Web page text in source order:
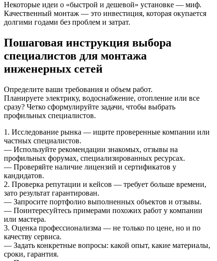
Некоторые идеи о «быстрой и дешевой» установке — миф.
Качественный монтаж — это инвестиция, которая окупается
долгими годами без проблем и затрат.
Пошаговая инструкция выбора
специалистов для монтажа
инженерных сетей
Определите ваши требования и объем работ.
Планируете электрику, водоснабжение, отопление или все
сразу? Четко сформулируйте задачи, чтобы выбрать
профильных специалистов.
1. Исследование рынка — ищите проверенные компании или
частных специалистов.
— Используйте рекомендации знакомых, отзывы на
профильных форумах, специализированных ресурсах.
— Проверяйте наличие лицензий и сертификатов у
кандидатов.
2. Проверка репутации и кейсов — требует больше времени,
зато результат гарантирован.
— Запросите портфолио выполненных объектов и отзывы.
— Поинтересуйтесь примерами похожих работ у компании
или мастера.
3. Оценка профессионализма — не только по цене, но и по
качеству сервиса.
— Задать конкретные вопросы: какой опыт, какие материалы,
сроки, гарантия.